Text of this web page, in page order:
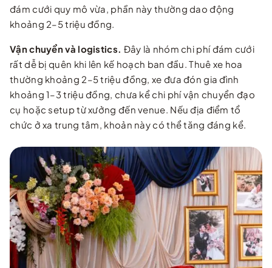
đám cưới quy mô vừa, phần này thường dao động
khoảng 2–5 triệu đồng.
Vận chuyển và logistics. Đây là nhóm chi phí đám cưới
rất dễ bị quên khi lên kế hoạch ban đầu. Thuê xe hoa
thường khoảng 2–5 triệu đồng, xe đưa đón gia đình
khoảng 1–3 triệu đồng, chưa kể chi phí vận chuyển đạo
cụ hoặc setup từ xưởng đến venue. Nếu địa điểm tổ
chức ở xa trung tâm, khoản này có thể tăng đáng kể.